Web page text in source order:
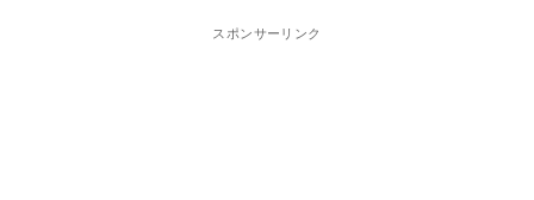
スポンサーリンク